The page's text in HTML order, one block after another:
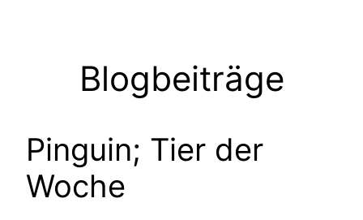
Blogbeiträge
Pinguin; Tier der
Woche